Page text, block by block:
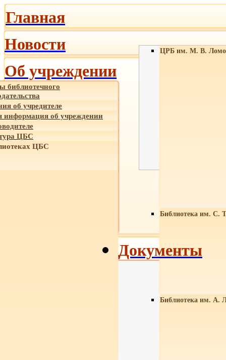
Главная
Новости
Об учреждении
библиотечного
об учредителе
об учреждении
ЦБС
ЦБС
ЦРБ им. М. В.
Библиотека им. С.
Библиотека им. А.
Документы